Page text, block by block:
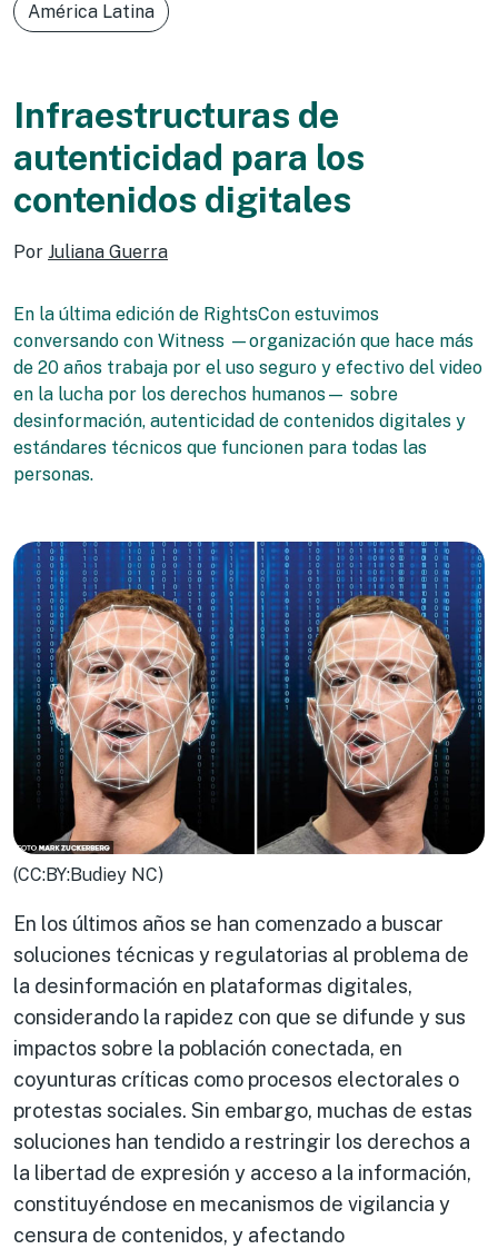
América Latina
Infraestructuras de
autenticidad para los
contenidos digitales
Por Juliana Guerra
En la última edición de RightsCon estuvimos
conversando con Witness —organización que hace más
de 20 años trabaja por el uso seguro y efectivo del video
en la lucha por los derechos humanos— sobre
desinformación, autenticidad de contenidos digitales y
estándares técnicos que funcionen para todas las
personas.
(CC:BY:Budiey NC)
En los últimos años se han comenzado a buscar
soluciones técnicas y regulatorias al problema de
la desinformación en plataformas digitales,
considerando la rapidez con que se difunde y sus
impactos sobre la población conectada, en
coyunturas críticas como procesos electorales o
protestas sociales. Sin embargo, muchas de estas
soluciones han tendido a restringir los derechos a
la libertad de expresión y acceso a la información,
constituyéndose en mecanismos de vigilancia y
censura de contenidos, y afectando